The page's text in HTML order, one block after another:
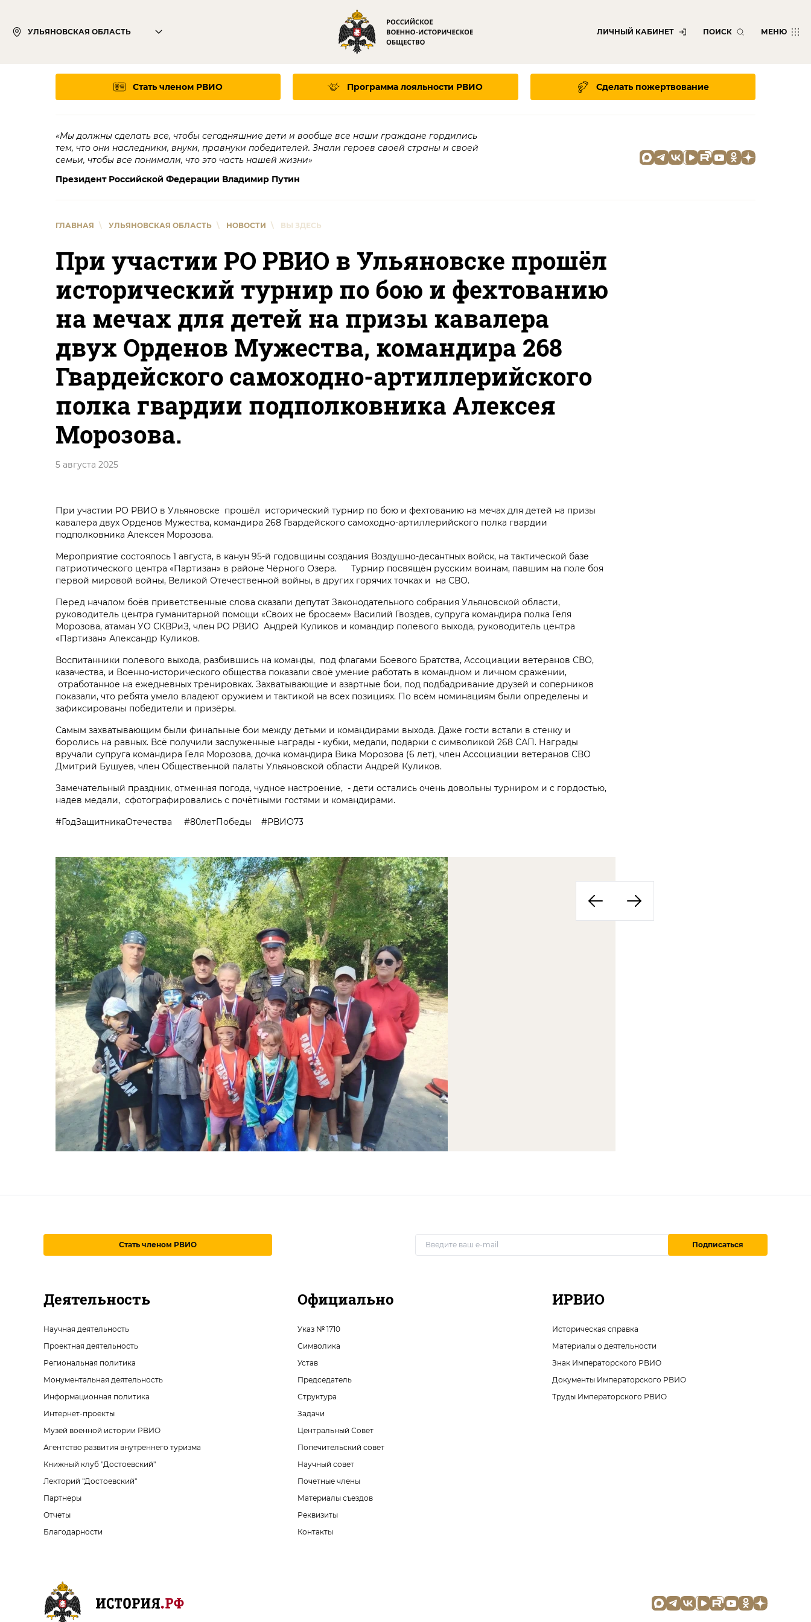
УЛЬЯНОВСКАЯ ОБЛАСТЬ ЛИЧНЫЙ КАБИНЕТ ПОИСК МЕНЮ
Стать членом РВИО Программа лояльности РВИО Сделать пожертвование
«Мы должны сделать все, чтобы сегодняшние дети и вообще все наши граждане гордились
тем, что они наследники, внуки, правнуки победителей. Знали героев своей страны и своей
семьи, чтобы все понимали, что это часть нашей жизни»
Президент Российской Федерации Владимир Путин
ГЛАВНАЯ \ УЛЬЯНОВСКАЯ ОБЛАСТЬ \ НОВОСТИ \ ВЫ ЗДЕСЬ
При участии РО РВИО в Ульяновске прошёл
исторический турнир по бою и фехтованию
на мечах для детей на призы кавалера
двух Орденов Мужества, командира 268
Гвардейского самоходно-артиллерийского
полка гвардии подполковника Алексея
Морозова.
5 августа 2025
При участии РО РВИО в Ульяновске прошёл исторический турнир по бою и фехтованию на мечах для детей на призы
кавалера двух Орденов Мужества, командира 268 Гвардейского самоходно-артиллерийского полка гвардии
подполковника Алексея Морозова.
Мероприятие состоялось 1 августа, в канун 95-й годовщины создания Воздушно-десантных войск, на тактической базе
патриотического центра «Партизан» в районе Чёрного Озера. Турнир посвящён русским воинам, павшим на поле боя
первой мировой войны, Великой Отечественной войны, в других горячих точках и на СВО.
Перед началом боёв приветственные слова сказали депутат Законодательного собрания Ульяновской области,
руководитель центра гуманитарной помощи «Своих не бросаем» Василий Гвоздев, супруга командира полка Геля
Морозова, атаман УО СКВРиЗ, член РО РВИО Андрей Куликов и командир полевого выхода, руководитель центра
«Партизан» Александр Куликов.
Воспитанники полевого выхода, разбившись на команды, под флагами Боевого Братства, Ассоциации ветеранов СВО,
казачества, и Военно-исторического общества показали своё умение работать в командном и личном сражении,
отработанное на ежедневных тренировках. Захватывающие и азартные бои, под подбадривание друзей и соперников
показали, что ребята умело владеют оружием и тактикой на всех позициях. По всём номинациям были определены и
зафиксированы победители и призёры.
Самым захватывающим были финальные бои между детьми и командирами выхода. Даже гости встали в стенку и
боролись на равных. Всё получили заслуженные награды - кубки, медали, подарки с символикой 268 САП. Награды
вручали супруга командира Геля Морозова, дочка командира Вика Морозова (6 лет), член Ассоциации ветеранов СВО
Дмитрий Бушуев, член Общественной палаты Ульяновской области Андрей Куликов.
Замечательный праздник, отменная погода, чудное настроение, - дети остались очень довольны турниром и с гордостью,
надев медали, сфотографировались с почётными гостями и командирами.
#ГодЗащитникаОтечества #80летПобеды #РВИО73
Стать членом РВИО Подписаться
Деятельность
Научная деятельность
Проектная деятельность
Региональная политика
Монументальная деятельность
Информационная политика
Интернет-проекты
Музей военной истории РВИО
Агентство развития внутреннего туризма
Книжный клуб "Достоевский"
Лекторий "Достоевский"
Партнеры
Отчеты
Благодарности
Официально
Указ № 1710
Символика
Устав
Председатель
Структура
Задачи
Центральный Совет
Попечительский совет
Научный совет
Почетные члены
Материалы съездов
Реквизиты
Контакты
ИРВИО
Историческая справка
Материалы о деятельности
Знак Императорского РВИО
Документы Императорского РВИО
Труды Императорского РВИО